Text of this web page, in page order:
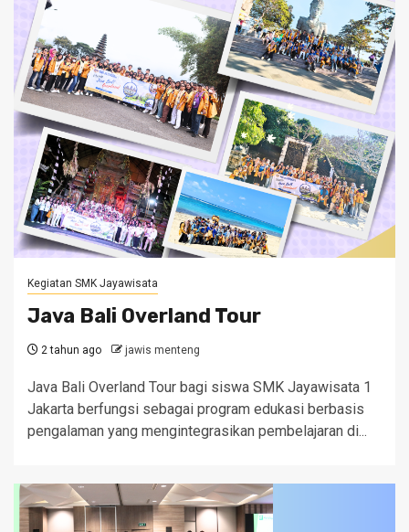
Kegiatan SMK Jayawisata
Java Bali Overland Tour
2 tahun ago jawis menteng
Java Bali Overland Tour bagi siswa SMK Jayawisata 1
Jakarta berfungsi sebagai program edukasi berbasis
pengalaman yang mengintegrasikan pembelajaran di...